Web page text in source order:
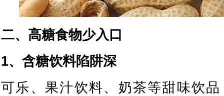
二、高糖食物少入口
1、含糖饮料陷阱深
可乐、果汁饮料、奶茶等甜味饮